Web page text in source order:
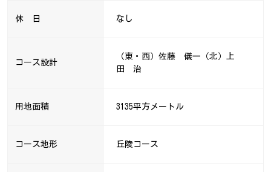
休 日 なし
コース設計
（東・西）佐藤 儀一（北）上
田 治
用地面積 3135平方メートル
コース地形 丘陵コース